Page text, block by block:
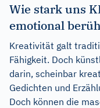
Wie stark uns
emotional
Kreativität galt
Fähigkeit. Doch
darin, scheinbar
Gedichten und
Doch können die